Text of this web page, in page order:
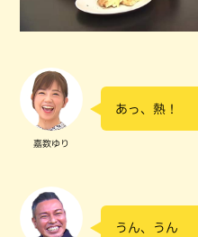
嘉数ゆり
あっ、熱！
うん、うん